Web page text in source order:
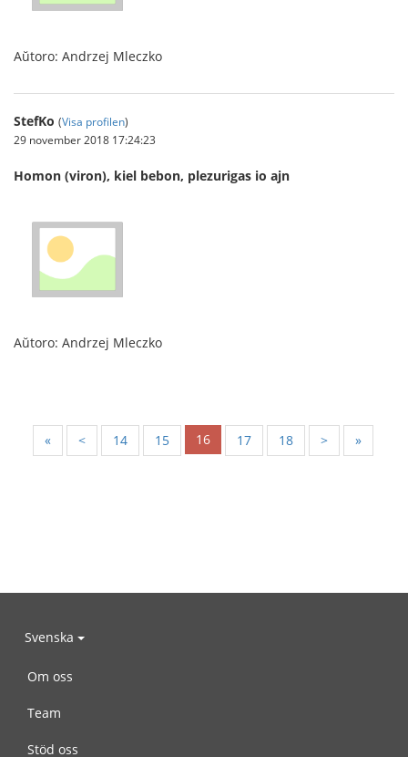
Aŭtoro: Andrzej Mleczko
StefKo (Visa profilen)
29 november 2018 17:24:23
Homon (viron), kiel bebon, plezurigas io ajn
Aŭtoro: Andrzej Mleczko
« < 14 15 16 17 18 > »
Svenska
Om oss
Team
Stöd oss